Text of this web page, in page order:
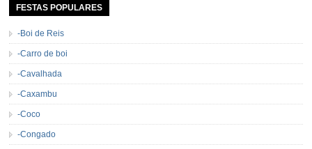
de […]
FESTAS POPULARES
-Boi de Reis
-Carro de boi
-Cavalhada
-Caxambu
-Coco
-Congado